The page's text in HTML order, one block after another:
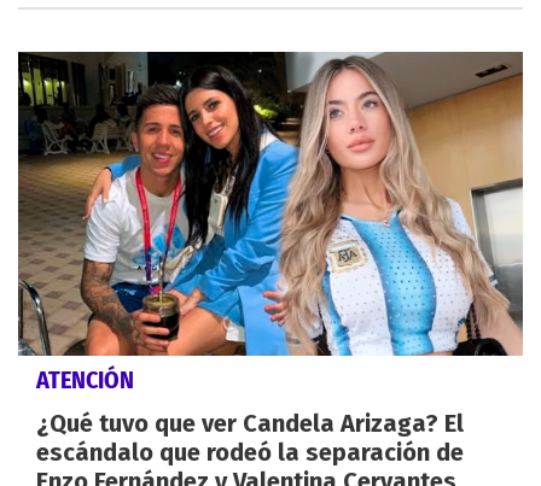
ATENCIÓN
¿Qué tuvo que ver Candela Arizaga? El
escándalo que rodeó la separación de